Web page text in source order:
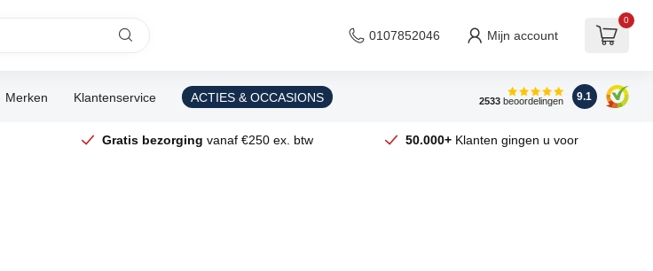
0107852046 Mijn account
0
Merken Klantenservice ACTIES & OCCASIONS 2533beoordelingen 9.1
Gratis bezorging vanaf €250 ex. btw 50.000+ Klanten gingen u voor